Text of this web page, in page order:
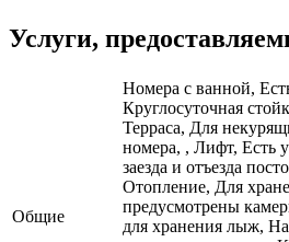
Услуги,
Общие
Номера с ванной,
Круглосуточная
Терраса, Для
номера, , Лифт, Есть
заезда и отъезда
Отопление, Для
предусмотрены
для хранения лыж,